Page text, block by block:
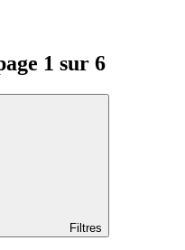
1 sur 6
Filtres